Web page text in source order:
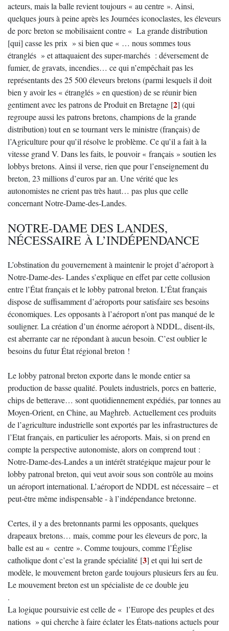
acteurs, mais la balle revient toujours « au centre ». Ainsi,
quelques jours à peine après les Journées iconoclastes, les éleveurs
de porc breton se mobilisaient contre « La grande distribution
[qui] casse les prix » si bien que « … nous sommes tous
étranglés » et attaquaient des super-marchés : déversement de
fumier, de gravats, incendies… ce qui n’empêchait pas les
représentants des 25 500 éleveurs bretons (parmi lesquels il doit
bien y avoir les « étranglés » en question) de se réunir bien
gentiment avec les patrons de Produit en Bretagne [2] (qui
regroupe aussi les patrons bretons, champions de la grande
distribution) tout en se tournant vers le ministre (français) de
l’Agriculture pour qu’il résolve le problème. Ce qu’il a fait à la
vitesse grand V. Dans les faits, le pouvoir « français » soutien les
lobbys bretons. Ainsi il verse, rien que pour l’enseignement du
breton, 23 millions d’euros par an. Une vérité que les
autonomistes ne crient pas très haut… pas plus que celle
concernant Notre-Dame-des-Landes.
NOTRE-DAME DES LANDES,
NÉCESSAIRE À L’INDÉPENDANCE
L’obstination du gouvernement à maintenir le projet d’aéroport à
Notre-Dame-des- Landes s’explique en effet par cette collusion
entre l’État français et le lobby patronal breton. L’État français
dispose de suffisamment d’aéroports pour satisfaire ses besoins
économiques. Les opposants à l’aéroport n’ont pas manqué de le
souligner. La création d’un énorme aéroport à NDDL, disent-ils,
est aberrante car ne répondant à aucun besoin. C’est oublier le
besoins du futur État régional breton !
Le lobby patronal breton exporte dans le monde entier sa
production de basse qualité. Poulets industriels, porcs en batterie,
chips de betterave… sont quotidiennement expédiés, par tonnes au
Moyen-Orient, en Chine, au Maghreb. Actuellement ces produits
de l’agriculture industrielle sont exportés par les infrastructures de
l’Etat français, en particulier les aéroports. Mais, si on prend en
compte la perspective autonomiste, alors on comprend tout :
Notre-Dame-des-Landes a un intérêt stratégique majeur pour le
lobby patronal breton, qui veut avoir sous son contrôle au moins
un aéroport international. L’aéroport de NDDL est nécessaire – et
peut-être même indispensable - à l’indépendance bretonne.
Certes, il y a des bretonnants parmi les opposants, quelques
drapeaux bretons… mais, comme pour les éleveurs de porc, la
balle est au « centre ». Comme toujours, comme l’Église
catholique dont c’est la grande spécialité [3] et qui lui sert de
modèle, le mouvement breton garde toujours plusieurs fers au feu.
Le mouvement breton est un spécialiste de ce double jeu
.
La logique poursuivie est celle de « l’Europe des peuples et des
nations » qui cherche à faire éclater les États-nations actuels pour